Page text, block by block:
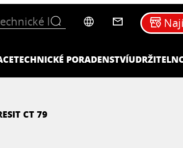
TECHNICKÉ PORADENSTVÍ
CT 79